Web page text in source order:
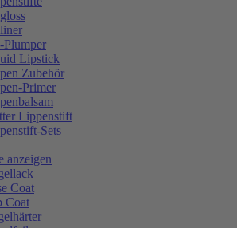
Plumper
Lipstick
Zubehör
Primer
Lippenstift
Sets
anzeigen
Coat
Coat